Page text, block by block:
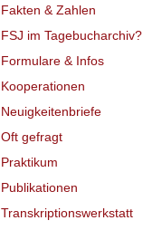
Fakten & Zahlen
FSJ im Tagebucharchiv?
Formulare & Infos
Kooperationen
Neuigkeitenbriefe
Oft gefragt
Praktikum
Publikationen
Transkriptionswerkstatt